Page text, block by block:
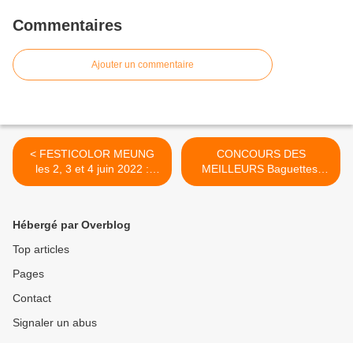
Commentaires
Ajouter un commentaire
< FESTICOLOR MEUNG
les 2, 3 et 4 juin 2022 :
PASS NOËL à 20.99€
CONCOURS DES
MEILLEURS Baguettes,
Croissant et Flans vanille
Hébergé par Overblog
Top articles
Pages
Contact
Signaler un abus